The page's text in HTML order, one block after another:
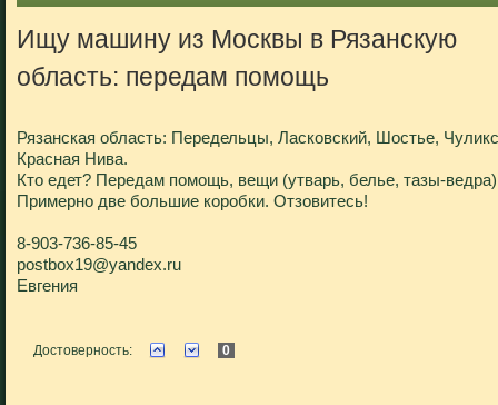
Ищу машину из Москвы в Рязанскую
область: передам помощь
Рязанская область: Передельцы, Ласковский, Шостье,
Красная Нива.
Кто едет? Передам помощь, вещи (утварь, белье, тазы-
Примерно две большие коробки. Отзовитесь!
8-903-736-85-45
postbox19@yandex.ru
Евгения
Достоверность: 0